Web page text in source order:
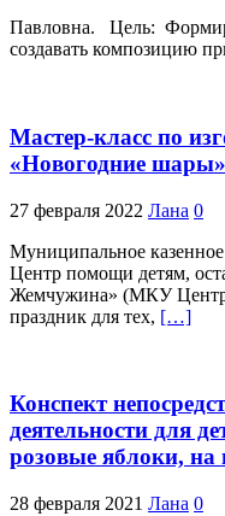
Выполнил:
Павловна. Цель:
создавать композицию
Мастер-класс по
«Новогодние
27 февраля 2022 Лана 0
Муниципальное
Центр помощи детям,
Жемчужина» (МКУ
праздник для тех, […]
Конспект
деятельности для
розовые яблоки, на
28 февраля 2021 Лана 0